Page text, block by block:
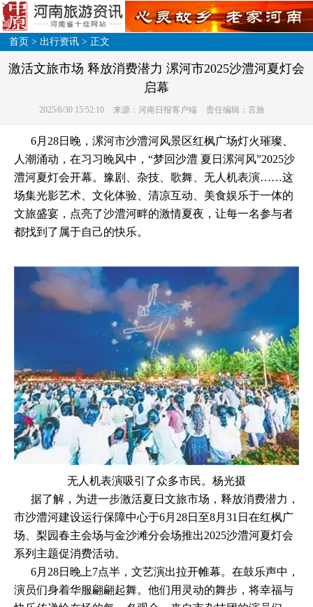
首页 >出行资讯 > 正文
激活文旅市场 释放消费潜力 漯河市2025沙澧河夏灯会
启幕
2025/6/30 15:52:10 来源：河南日报客户端 责任编辑：言旅
6月28日晚，漯河市沙澧河风景区红枫广场灯火璀璨、
人潮涌动，在习习晚风中，“梦回沙澧 夏日漯河风”2025沙
澧河夏灯会开幕。豫剧、杂技、歌舞、无人机表演……这
场集光影艺术、文化体验、清凉互动、美食娱乐于一体的
文旅盛宴，点亮了沙澧河畔的激情夏夜，让每一名参与者
都找到了属于自己的快乐。
无人机表演吸引了众多市民。杨光摄
据了解，为进一步激活夏日文旅市场，释放消费潜力，
市沙澧河建设运行保障中心于6月28日至8月31日在红枫广
场、梨园春主会场与金沙滩分会场推出2025沙澧河夏灯会
系列主题促消费活动。
6月28日晚上7点半，文艺演出拉开帷幕。在鼓乐声中，
演员们身着华服翩翩起舞。他们用灵动的舞步，将幸福与